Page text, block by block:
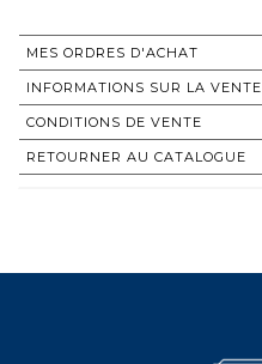
MES ORDRES D'ACHAT
INFORMATIONS SUR LA VENTE
CONDITIONS DE VENTE
RETOURNER AU CATALOGUE